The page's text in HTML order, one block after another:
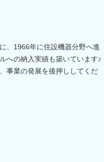
、1966年に住設機器分野へ進
への納入実績も築いています♪
事業の発展を後押ししてくだ